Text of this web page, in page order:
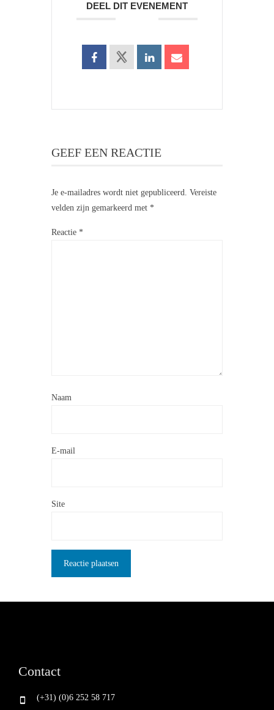
DEEL DIT EVENEMENT
GEEF EEN REACTIE
Je e-mailadres wordt niet gepubliceerd. Vereiste
velden zijn gemarkeerd met *
Reactie *
Naam
E-mail
Site
Contact
(+31) (0)6 252 58 717